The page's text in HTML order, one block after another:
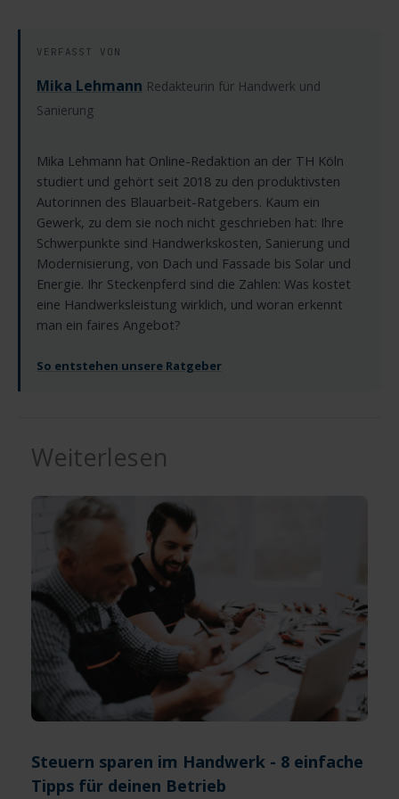
VERFASST VON
Mika Lehmann Redakteurin für Handwerk und
Sanierung
Mika Lehmann hat Online-Redaktion an der TH Köln
studiert und gehört seit 2018 zu den produktivsten
Autorinnen des Blauarbeit-Ratgebers. Kaum ein
Gewerk, zu dem sie noch nicht geschrieben hat: Ihre
Schwerpunkte sind Handwerkskosten, Sanierung und
Modernisierung, von Dach und Fassade bis Solar und
Energie. Ihr Steckenpferd sind die Zahlen: Was kostet
eine Handwerksleistung wirklich, und woran erkennt
man ein faires Angebot?
So entstehen unsere Ratgeber
Weiterlesen
Steuern sparen im Handwerk - 8 einfache
Tipps für deinen Betrieb